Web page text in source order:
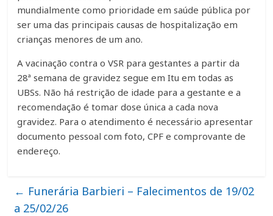
mundialmente como prioridade em saúde pública por
ser uma das principais causas de hospitalização em
crianças menores de um ano.
A vacinação contra o VSR para gestantes a partir da
28ª semana de gravidez segue em Itu em todas as
UBSs. Não há restrição de idade para a gestante e a
recomendação é tomar dose única a cada nova
gravidez. Para o atendimento é necessário apresentar
documento pessoal com foto, CPF e comprovante de
endereço.
← Funerária Barbieri – Falecimentos de 19/02
a 25/02/26